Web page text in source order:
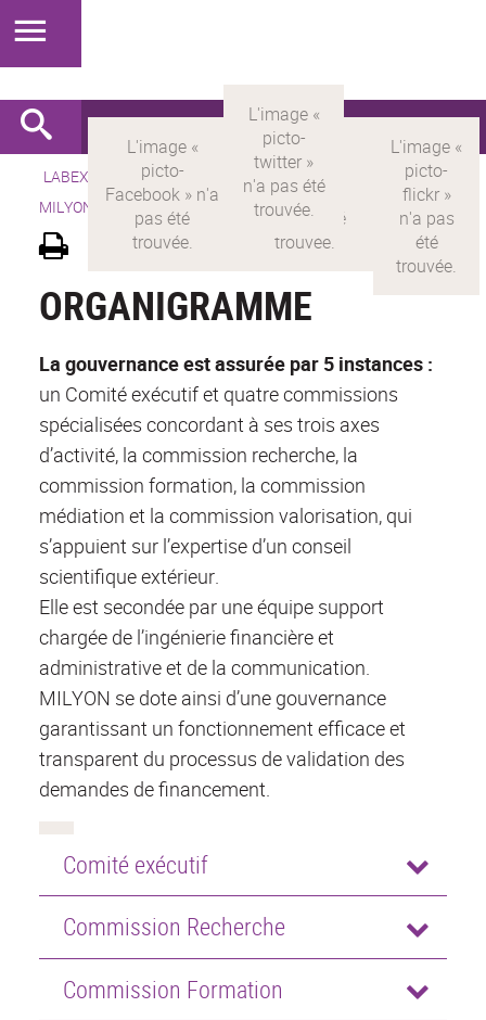
LABEX > LABEX MILYON Version française
MILYON > Gouvernance et organisation
ORGANIGRAMME
La gouvernance est assurée par 5 instances :
un Comité exécutif et quatre commissions
spécialisées concordant à ses trois axes
d’activité, la commission recherche, la
commission formation, la commission
médiation et la commission valorisation, qui
s’appuient sur l’expertise d’un conseil
scientifique extérieur.
Elle est secondée par une équipe support
chargée de l’ingénierie financière et
administrative et de la communication.
MILYON se dote ainsi d’une gouvernance
garantissant un fonctionnement efficace et
transparent du processus de validation des
demandes de financement.
Comité exécutif
Commission Recherche
Commission Formation